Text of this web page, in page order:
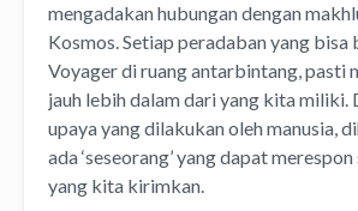
mengadakan hubungan dengan
Kosmos. Setiap peradaban yang bisa
Voyager di ruang antarbintang, pasti
jauh lebih dalam dari yang kita miliki.
upaya yang dilakukan oleh manusia,
ada ‘seseorang’ yang dapat
yang kita kirimkan.